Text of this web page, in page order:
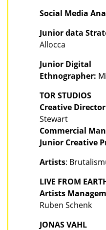
Social Media
Junior data
Allocca
Junior Digital
Ethnographer:
TOR STUDIOS
Creative Director
Stewart
Commercial
Junior Creative
Artists:
LIVE FROM
Artists
Ruben Schenk
JONAS VAHL